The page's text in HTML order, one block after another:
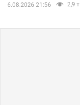
6.08.2026 21:56 2,9 т.